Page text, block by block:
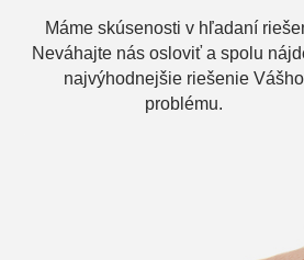
Máme skúsenosti v hľadaní
Neváhajte nás osloviť a spolu
najvýhodnejšie riešenie Vášho
problému.